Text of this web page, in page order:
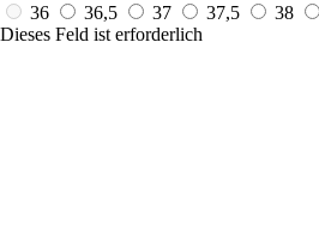
36
36,5 37 37,5 38
Dieses Feld ist erforderlich